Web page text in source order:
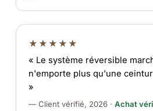
★★★★★
« Le système réversible
n'emporte plus qu'une
»
— Client vérifié, 2026 · Achat